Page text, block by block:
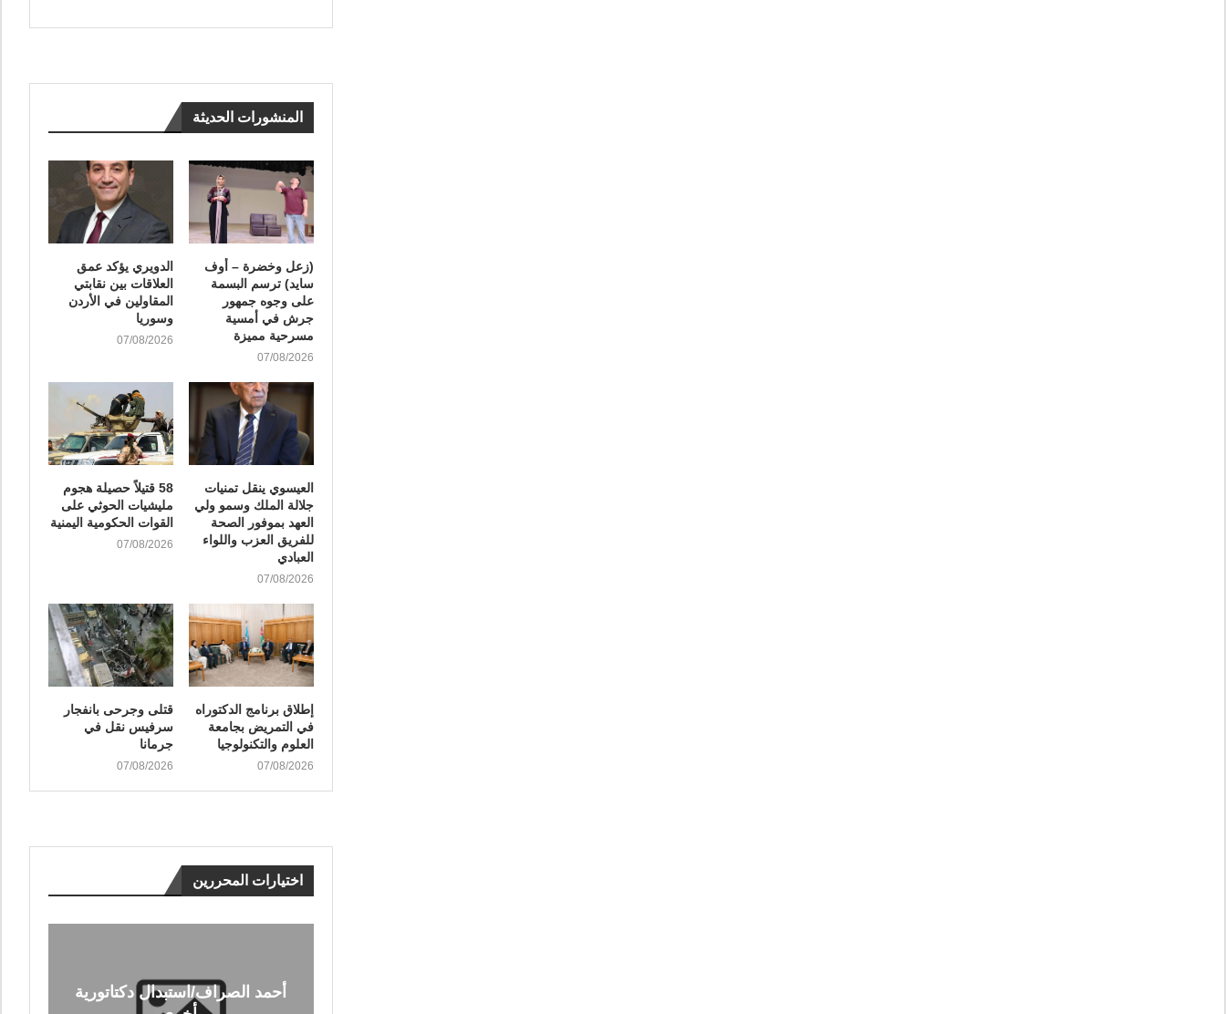
المنشورات الحديثة
(زعل وخضرة – أوف
سايد) ترسم البسمة
على وجوه جمهور
جرش في أمسية
مسرحية مميزة
07/08/2026
الدويري يؤكد عمق
العلاقات بين نقابتي
المقاولين في الأردن
وسوريا
07/08/2026
العيسوي ينقل تمنيات
جلالة الملك وسمو ولي
العهد بموفور الصحة
للفريق العزب واللواء
العبادي
07/08/2026
58 قتيلاً حصيلة هجوم
مليشيات الحوثي على
القوات الحكومية اليمنية
07/08/2026
إطلاق برنامج الدكتوراه
في التمريض بجامعة
العلوم والتكنولوجيا
07/08/2026
قتلى وجرحى بانفجار
سرفيس نقل في
جرمانا
07/08/2026
اختيارات المحررين
أحمد الصراف/استبدال دكتاتورية